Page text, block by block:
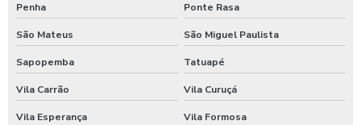
Fornecimento de alimentos preparados preponderantemente
para empresas
Fornecimento de comida para empresas
Fornecimento de refeição pelo empregador
Penha Ponte Rasa
São Mateus São Miguel Paulista
Sapopemba Tatuapé
Vila Carrão Vila Curuçá
Vila Esperança Vila Formosa